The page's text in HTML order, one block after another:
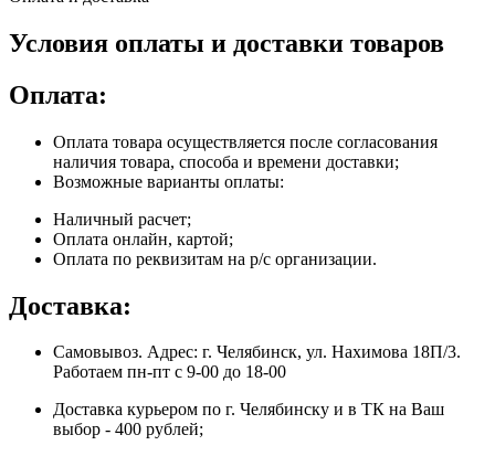
Условия оплаты и доставки товаров
Оплата:
Оплата товара осуществляется после согласования
наличия товара, способа и времени доставки;
Возможные варианты оплаты:
Наличный расчет;
Оплата онлайн, картой;
Оплата по реквизитам на р/с организации.
Доставка:
Самовывоз. Адрес: г. Челябинск, ул. Нахимова 18П/3.
Работаем пн-пт с 9-00 до 18-00
Доставка курьером по г. Челябинску и в ТК на Ваш
выбор - 400 рублей;